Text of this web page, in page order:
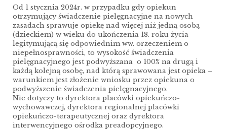
Od 1 stycznia 2024r. w przypadku gdy opiekun
otrzymujący świadczenie pielęgnacyjne na nowych
zasadach sprawuje opiekę nad więcej niż jedną osobą
(dzieckiem) w wieku do ukończenia 18. roku życia
legitymującą się odpowiednim ww. orzeczeniem o
niepełnosprawności, to wysokość świadczenia
pielęgnacyjnego jest podwyższana o 100% na drugą i
każdą kolejną osobę, nad którą sprawowana jest opieka –
warunkiem jest złożenie wniosku przez opiekuna o
podwyższenie świadczenia pielęgnacyjnego.
Nie dotyczy to dyrektora placówki opiekuńczo-
wychowawczej, dyrektora regionalnej placówki
opiekuńczo-terapeutycznej oraz dyrektora
interwencyjnego ośrodka preadopcyjnego.